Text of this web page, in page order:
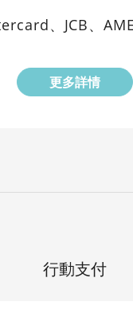
、JCB、
更多詳情
行動支付